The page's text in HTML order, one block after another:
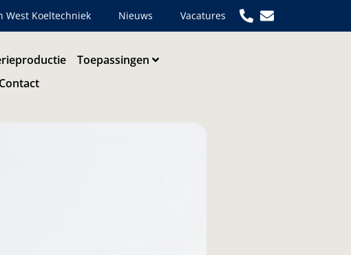
West Koeltechniek Nieuws Vacatures
Toepassingen
Contact